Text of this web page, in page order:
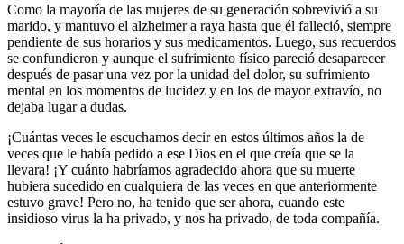
Como la mayoría de las mujeres de su generación sobrevivió a su
marido, y mantuvo el alzheimer a raya hasta que él falleció, siempre
pendiente de sus horarios y sus medicamentos. Luego, sus recuerdos
se confundieron y aunque el sufrimiento físico pareció desaparecer
después de pasar una vez por la unidad del dolor, su sufrimiento
mental en los momentos de lucidez y en los de mayor extravío, no
dejaba lugar a dudas.
¡Cuántas veces le escuchamos decir en estos últimos años la de
veces que le había pedido a ese Dios en el que creía que se la
llevara! ¡Y cuánto habríamos agradecido ahora que su muerte
hubiera sucedido en cualquiera de las veces en que anteriormente
estuvo grave! Pero no, ha tenido que ser ahora, cuando este
insidioso virus la ha privado, y nos ha privado, de toda compañía.